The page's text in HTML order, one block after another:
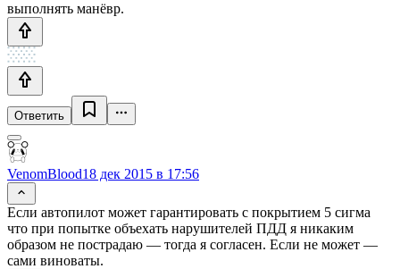
выполнять манёвр.
Ответить
VenomBlood18 дек 2015 в 17:56
Если автопилот может гарантировать с покрытием 5 сигма
что при попытке объехать нарушителей ПДД я никаким
образом не пострадаю — тогда я согласен. Если не может —
сами виноваты.